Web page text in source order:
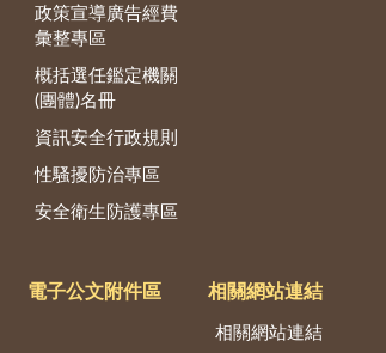
政策宣導廣告經費
彙整專區
概括選任鑑定機關
(團體)名冊
資訊安全行政規則
性騷擾防治專區
安全衛生防護專區
電子公文附件區 相關網站連結
相關網站連結